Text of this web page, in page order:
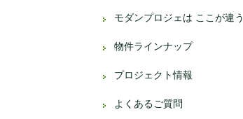
モダンプロジェは ここが違う
物件ラインナップ
プロジェクト情報
よくあるご質問